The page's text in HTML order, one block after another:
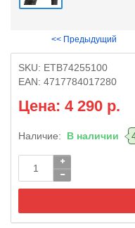
<< Предыдущий
SKU: ETB74255100
EAN: 4717784017280
Цена: 4 290 р.
Наличие: В наличии